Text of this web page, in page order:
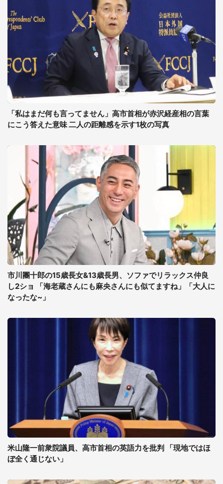
「私はまだ何も言ってません」高市首相が赤沢経産相の言葉
にこう答えた意味 二人の距離感を示す1枚の写真
市川團十郎の15歳長女&13歳長男、ソファでリラックス仲良
し2ショ 「海老蔵さんにも麻央さんにも似てますね」「大人に
なったな~」
米山隆一前衆院議員、高市首相の英語力を批判 「現地ではほ
ぼ全く通じない」